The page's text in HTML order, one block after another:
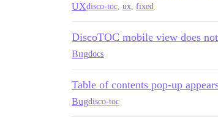
UXdisco-toc, ux, fixed
DiscoTOC mobile view does
Bugdocs
Table of contents pop-up
Bugdisco-toc